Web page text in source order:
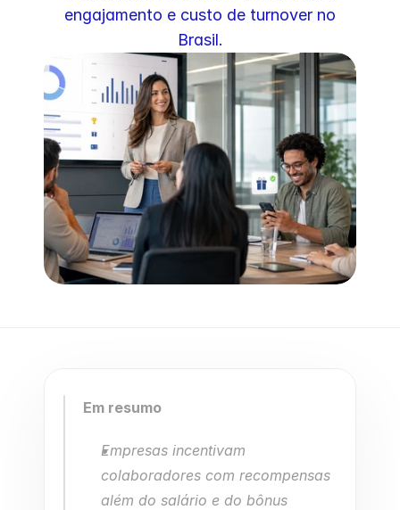
engajamento e custo de turnover no
Brasil.
Em resumo
Empresas incentivam
colaboradores com recompensas
além do salário e do bônus